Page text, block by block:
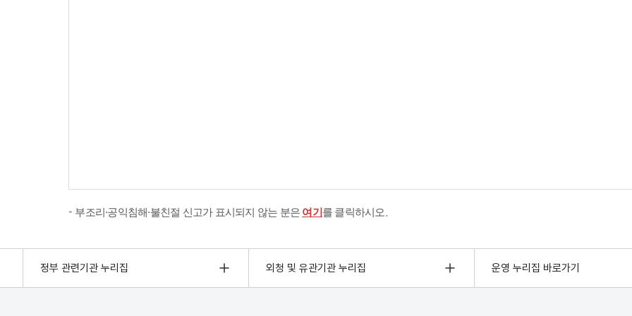
부조리·공익침해·불친절 신고가 표시되지 않는 분은 여기를 클릭하시오.
정부 관련기관 누리집 외청 및 유관기관 누리집 운영 누리집 바로가기